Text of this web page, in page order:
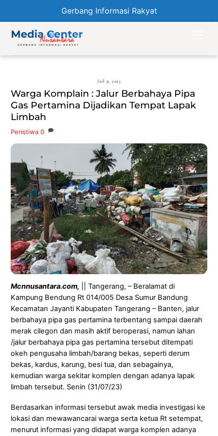
Gerbang Informasi Rakyat
content
Juli 31, 2023
Warga Komplain : Jalur Berbahaya Pipa
Gas Pertamina Dijadikan Tempat Lapak
Limbah
Peristiwa 0
Mcnnusantara.com, || Tangerang, – Beralamat di
Kampung Bendung Rt 014/005 Desa Sumur Bandung
Kecamatan Jayanti Kabupaten Tangerang – Banten, jalur
berbahaya pipa gas pertamina terbentang sampai daerah
merak cilegon dan masih aktif beroperasi, namun lahan
/jalur berbahaya pipa gas pertamina tersebut ditempati
okeh pengusaha limbah/barang bekas, seperti derum
bekas, kardus, karung, besi tua, dan sebagainya,
kemudian warga sekitar komplen dengan adanya lapak
limbah tersebut. Senin (31/07/23)
Berdasarkan informasi tersebut awak media investigasi ke
lokasi dan mewawancarai warga serta ketua Rt setempat,
menurut informasi yang didapat warga komplen adanya